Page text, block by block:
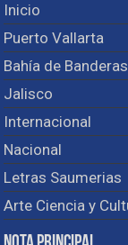
Inicio
Puerto Vallarta
Bahía de Banderas
Jalisco
Internacional
Nacional
Letras Saumerias
Arte Ciencia y